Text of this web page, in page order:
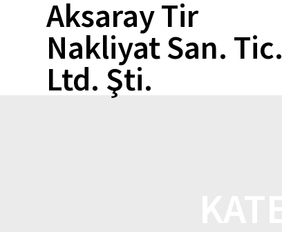
Aksaray Tir
Nakliyat San. Tic.
Ltd. Şti.